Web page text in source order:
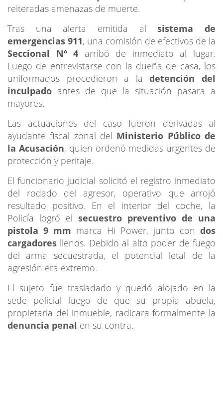
reiteradas amenazas de muerte.
Tras una alerta emitida alsistema de
emergencias 911, una comisión de efectivos de la
Seccional Nº 4 arribó de inmediato al lugar.
Luego de entrevistarse con la dueña de casa, los
uniformados procedieron a ladetención del
inculpado antes de que la situación pasara a
mayores.
Las actuaciones del caso fueron derivadas al
ayudante fiscal zonal del Ministerio Público de
la Acusación, quien ordenó medidas urgentes de
protección y peritaje.
El funcionario judicial solicitó el registro inmediato
del rodado del agresor, operativo que arrojó
resultado positivo. En el interior del coche, la
Policía logró el secuestro preventivo de una
pistola 9 mm marca Hi Power, junto con dos
cargadores llenos. Debido al alto poder de fuego
del arma secuestrada, el potencial letal de la
agresión era extremo.
El sujeto fue trasladado y quedó alojado en la
sede policial luego de que su propia abuela,
propietaria del inmueble, radicara formalmente la
denuncia penal en su contra.